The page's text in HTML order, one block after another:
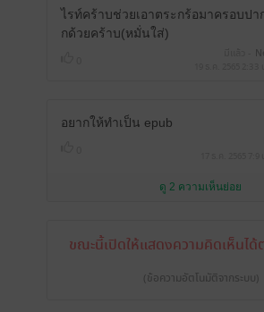
ไรท์คร้าบช่วยเอาตระกร้อมาครอบปา
กด้วยคร้าบ(หมั่นใส่)
อยากให้ทำเป็น epub
ดู 2 ความเห็นย่อย
ขณะนี้เปิดให้แสดงความคิดเห็นไ
(ข้อความอัตโนมัติจากระบบ)